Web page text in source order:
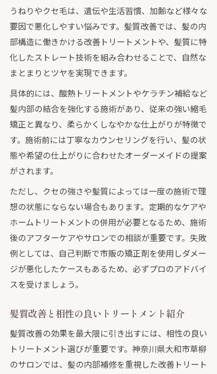
うねりやクセ毛は、遺伝や生活習慣、加齢など様々な
要因で悪化しやすい悩みです。髪質改善では、髪の内
部構造に働きかける改善トリートメントや、髪質に特
化したストレート技術を組み合わせることで、自然な
まとまりとツヤを実現できます。
具体的には、酸熱トリートメントやケラチン補給など
髪内部の結合を強化する施術があり、従来の強い縮毛
矯正と異なり、柔らかくしなやかな仕上がりが特徴で
す。施術前には丁寧なカウンセリングを行い、髪の状
態や希望の仕上がりに合わせたオーダーメイドの提案
がされます。
ただし、クセの強さや髪質によっては一度の施術で理
想の状態にならない場合もあります。定期的なケアや
ホームトリートメントの併用が必要となるため、施術
後のアフターケアやサロンでの相談が重要です。失敗
例としては、自己判断で市販の矯正剤を使用しダメー
ジが悪化したケースもあるため、必ずプロのアドバイ
スを受けましょう。
髪質改善と相性の良いトリートメント紹介
髪質改善の効果を最大限に引き出すには、相性の良い
トリートメント選びが重要です。神奈川県大和市草柳
のサロンでは、髪の内部補修を重視した改善トリート